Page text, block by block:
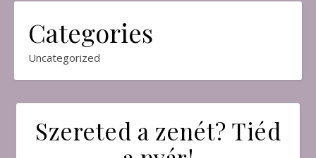
Categories
Uncategorized
Szereted a zenét? Tiéd